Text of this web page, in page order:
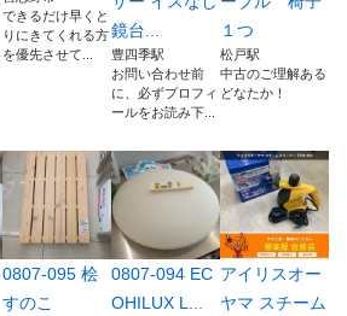
できるだけ早くと
りにきてくれる方
を優先させて...
鏡台...
豊四季駅
お問い合わせ前
に、必ずプロフィ
ールをお読み下...
１つ
松戸駅
中古のご理解ある
どなたか！
0807-095 桧
すのこ
0807-094 EC
OHILUX L...
アイリスオー
ヤマ スチーム